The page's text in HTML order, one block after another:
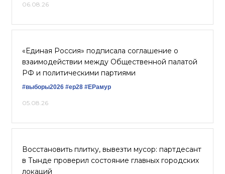
06.08.26
«Единая Россия» подписала соглашение о
взаимодействии между Общественной палатой
РФ и политическими партиями
#выборы2026 #ер28 #ЕРамур
05.08.26
Восстановить плитку, вывезти мусор: партдесант
в Тынде проверил состояние главных городских
локаций